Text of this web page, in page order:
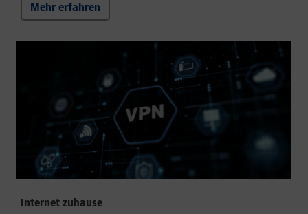
Mehr erfahren
Internet zuhause